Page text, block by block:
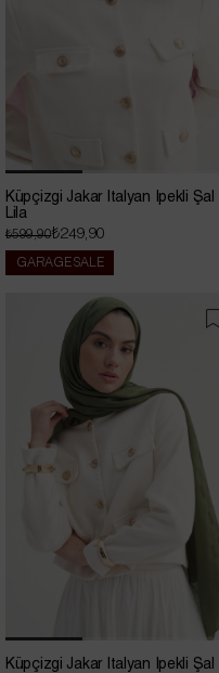
Küpçizgi Jakar İtalyan İpekli Şal
Lila
₺249,90
₺599,90
GARAGE SALE
Küpçizgi Jakar İtalyan İpekli Şal